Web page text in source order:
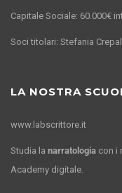
Capitale Sociale: 60.000€
Soci titolari: Stefania
LA NOSTRA
www.labscrittore.it
Studia la narratologia con i
Academy digitale.